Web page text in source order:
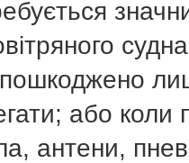
або
антени,